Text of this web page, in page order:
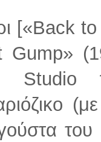
[«Back
Studio
του